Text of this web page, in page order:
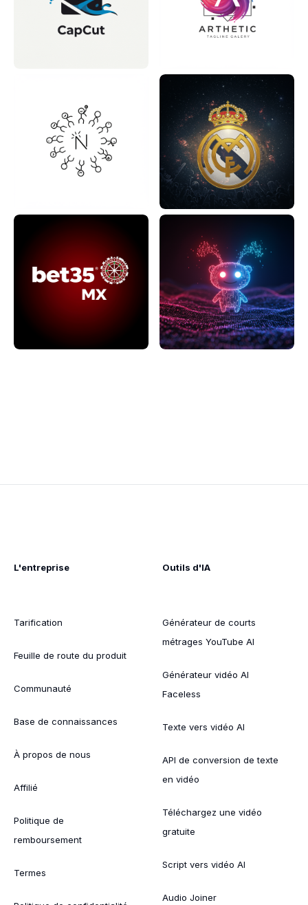
L'entreprise
Tarification
Feuille de route du produit
Communauté
Base de connaissances
À propos de nous
Affilié
Politique de
remboursement
Termes
Outils d'IA
Générateur de courts
métrages YouTube AI
Générateur vidéo AI
Faceless
Texte vers vidéo AI
API de conversion de texte
en vidéo
Téléchargez une vidéo
gratuite
Script vers vidéo AI
Audio Joiner